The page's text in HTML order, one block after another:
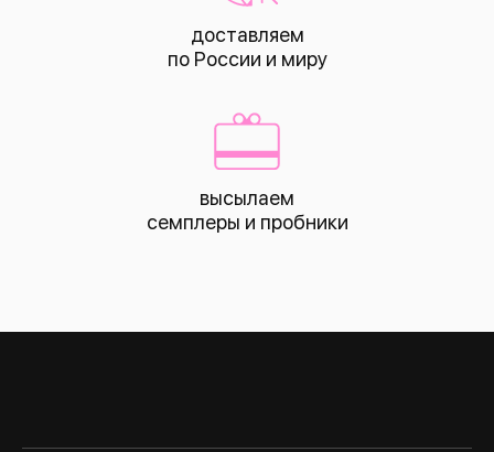
доставляем
по России и миру
высылаем
семплеры и пробники
волосы